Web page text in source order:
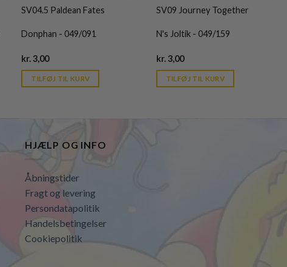
SV04.5 Paldean Fates
Donphan - 049/091
kr.3,00Current
is:
kr. 39,95.
TILFØJ TIL KURV
SV09 Journey Together
N's Joltik - 049/159
kr.3,00Current
is:
kr. 39,95.
TILFØJ TIL KURV
HJÆLP OG INFO
Åbningstider
Fragt og levering
Persondatapolitik
Handelsbetingelser
Cookiepolitik